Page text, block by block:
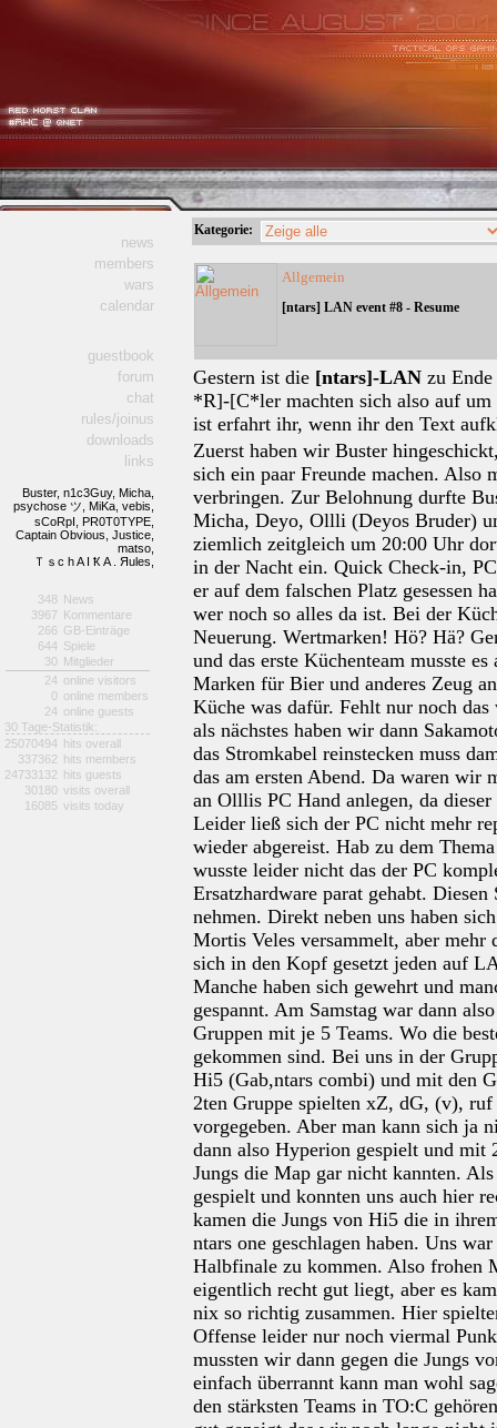
news
members
wars
calendar
guestbook
forum
chat
rules/joinus
downloads
links
Buster, n1c3Guy, Micha,
psychose ツ,
MiKa, vebis,
sCoRpI,
PR0T0TYPE,
Captain Obvious, Justice,
matso,
Ｔｓc h A I Ҟ A . Яules,
348 News
3967 Kommentare
266 GB-Einträge
644 Spiele
30 Mitglieder
24 online visitors
0 online members
24 online guests
30 Tage-Statistik:
25070494 hits overall
337362 hits members
24733132 hits guests
30180 visits overall
16085 visits today
Kategorie:
Allgemein
[ntars] LAN event #8 - Resume
Gestern ist die [ntars]-LAN zu
*R]-[C*ler machten sich also auf
ist erfahrt ihr, wenn ihr den Text
Zuerst haben wir Buster
sich ein paar Freunde machen. Also
verbringen. Zur Belohnung durfte
Micha, Deyo, Ollli (Deyos Bruder)
ziemlich zeitgleich um 20:00 Uhr
in der Nacht ein. Quick Check-in,
er auf dem falschen Platz gesessen
wer noch so alles da ist. Bei der
Neuerung. Wertmarken! Hö? Hä?
und das erste Küchenteam musste
Marken für Bier und anderes Zeug
Küche was dafür. Fehlt nur noch
als nächstes haben wir dann
das Stromkabel reinstecken muss
das am ersten Abend. Da waren wir
an Olllis PC Hand anlegen, da
Leider ließ sich der PC nicht mehr
wieder abgereist. Hab zu dem
wusste leider nicht das der PC
Ersatzhardware parat gehabt.
nehmen. Direkt neben uns haben
Mortis Veles versammelt, aber mehr
sich in den Kopf gesetzt jeden auf
Manche haben sich gewehrt und
gespannt. Am Samstag war dann
Gruppen mit je 5 Teams. Wo die
gekommen sind. Bei uns in der
Hi5 (Gab,ntars combi) und mit den
2ten Gruppe spielten xZ, dG, (v),
vorgegeben. Aber man kann sich ja
dann also Hyperion gespielt und mit
Jungs die Map gar nicht kannten.
gespielt und konnten uns auch hier
kamen die Jungs von Hi5 die in
ntars one geschlagen haben. Uns
Halbfinale zu kommen. Also frohen
eigentlich recht gut liegt, aber es
nix so richtig zusammen. Hier
Offense leider nur noch viermal
mussten wir dann gegen die Jungs
einfach überrannt kann man wohl
den stärksten Teams in TO:C